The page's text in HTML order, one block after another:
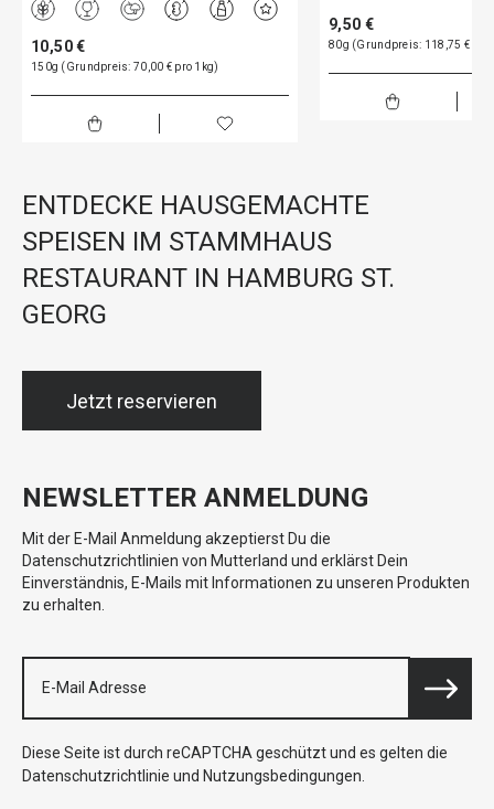
10,50 €
150g (Grundpreis: 70,00 € pro 1kg)
9,50 €
80g (Grundpreis: 118,75 € pro
ENTDECKE HAUSGEMACHTE
SPEISEN IM STAMMHAUS
RESTAURANT IN HAMBURG ST.
GEORG
Jetzt reservieren
NEWSLETTER ANMELDUNG
Mit der E-Mail Anmeldung akzeptierst Du die
Datenschutzrichtlinien von Mutterland und erklärst Dein
Einverständnis, E-Mails mit Informationen zu unseren Produkten
zu erhalten.
Diese Seite ist durch reCAPTCHA geschützt und es gelten die
Datenschutzrichtlinie und Nutzungsbedingungen